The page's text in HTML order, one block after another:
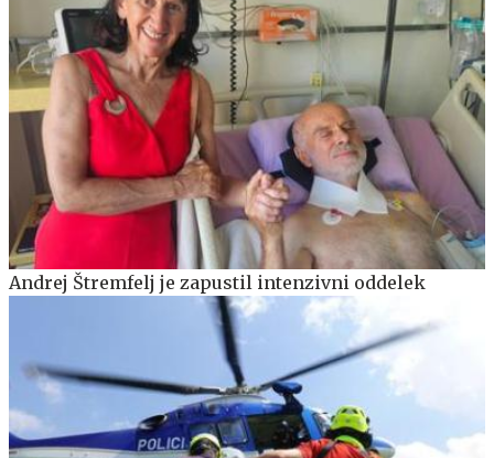
Andrej Štremfelj je zapustil intenzivni oddelek